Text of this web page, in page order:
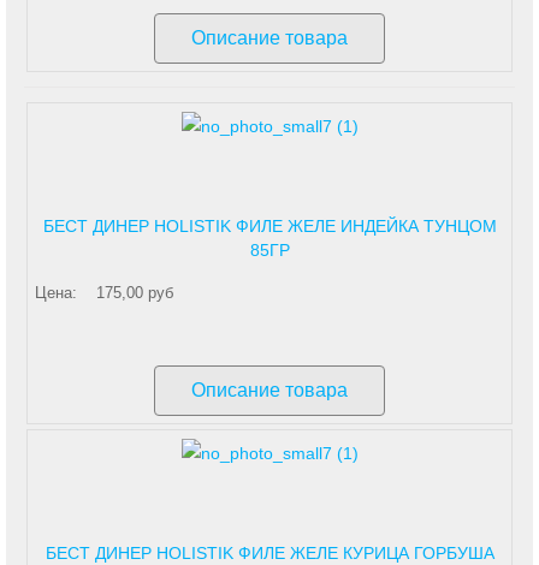
Описание товара
БЕСТ ДИНЕР HOLISTIK ФИЛЕ ЖЕЛЕ ИНДЕЙКА ТУНЦОМ
85ГР
Цена: 175,00 руб
Описание товара
БЕСТ ДИНЕР HOLISTIK ФИЛЕ ЖЕЛЕ КУРИЦА ГОРБУША